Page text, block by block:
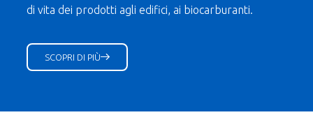
di vita dei prodotti agli edifici, ai biocarburanti.
SCOPRI DI PIÙ